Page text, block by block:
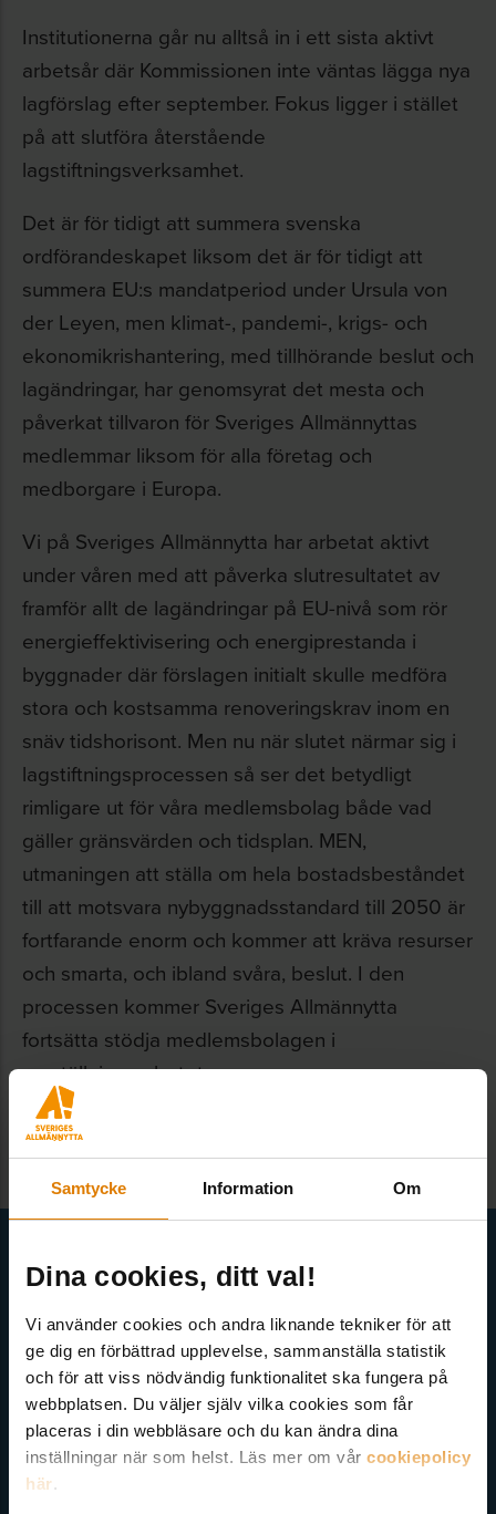
Samtycke Information Om
Dina cookies, ditt val!
Vi använder cookies och andra liknande tekniker för att
ge dig en förbättrad upplevelse, sammanställa statistik
och för att viss nödvändig funktionalitet ska fungera på
webbplatsen. Du väljer själv vilka cookies som får
placeras i din webbläsare och du kan ändra dina
inställningar när som helst. Läs mer om vår cookiepolicy
här.
Institutionerna går nu alltså in i ett sista aktivt
arbetsår där Kommissionen inte väntas lägga nya
lagförslag efter september. Fokus ligger i stället
på att slutföra återstående
lagstiftningsverksamhet.
Det är för tidigt att summera svenska
ordförandeskapet liksom det är för tidigt att
summera EU:s mandatperiod under Ursula von
der Leyen, men klimat-, pandemi-, krigs- och
ekonomikrishantering, med tillhörande beslut och
lagändringar, har genomsyrat det mesta och
påverkat tillvaron för Sveriges Allmännyttas
medlemmar liksom för alla företag och
medborgare i Europa.
Vi på Sveriges Allmännytta har arbetat aktivt
under våren med att påverka slutresultatet av
framför allt de lagändringar på EU-nivå som rör
energieffektivisering och energiprestanda i
byggnader där förslagen initialt skulle medföra
stora och kostsamma renoveringskrav inom en
snäv tidshorisont. Men nu när slutet närmar sig i
lagstiftningsprocessen så ser det betydligt
rimligare ut för våra medlemsbolag både vad
gäller gränsvärden och tidsplan. MEN,
utmaningen att ställa om hela bostadsbeståndet
till att motsvara nybyggnadsstandard till 2050 är
fortfarande enorm och kommer att kräva resurser
och smarta, och ibland svåra, beslut. I den
processen kommer Sveriges Allmännytta
fortsätta stödja medlemsbolagen i
omställningsarbetet.
Här kan du välja att prenumerera på våra olika nyhetsbrev och
utskick. Nyheter från Sveriges Allmännytta, Allmännyttan
Akademi, Allmännyttans Klimatinitiativ och för dig som är
medlem finns även nyhetsbrev inom olika ämnen.